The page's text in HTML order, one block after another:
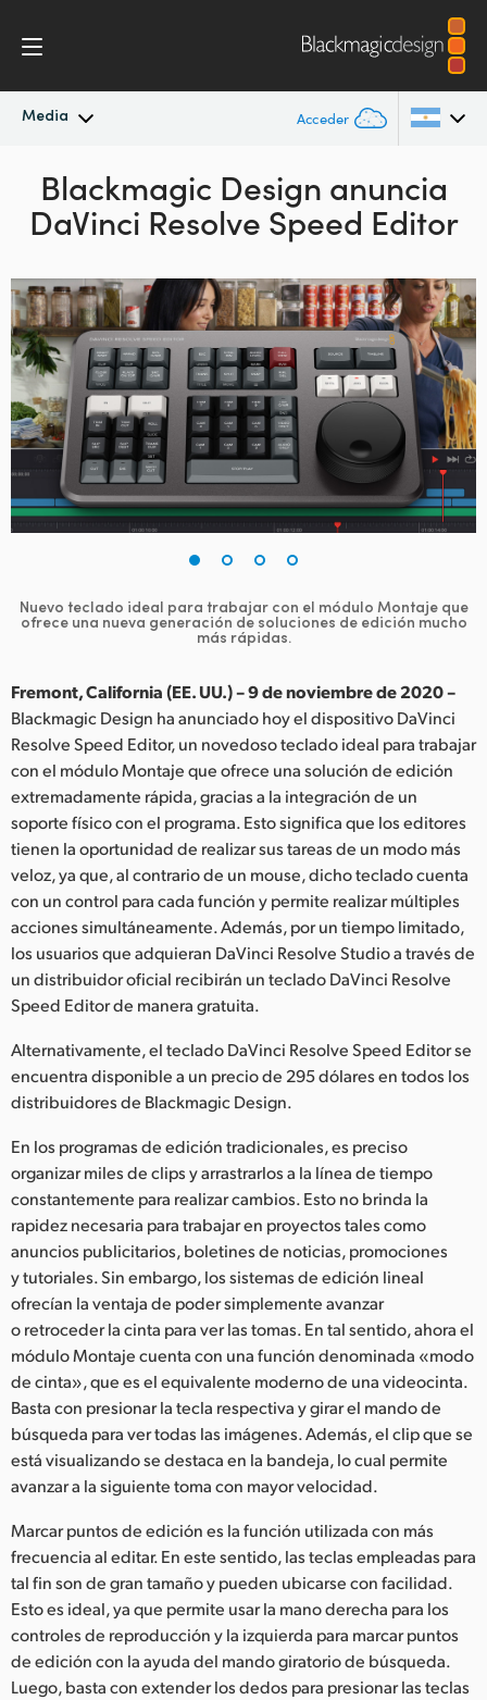
Media Acceder
Novedades
Archivo
Imágenes
Argentina
Australia
Brazil
Canada
China
Denmark
Finland
Germany
Hong Kong SAR, China
India
Italy
Korea
Mexico
Malaysia
Netherlands
Norway
Poland
Portugal
Singapore
South Africa
España
Sweden
Chinese Taipei
Turkey
UAE
Ukraine
United Kingdom
United States
Blackmagic Design anuncia
DaVinci Resolve Speed Editor
Nuevo teclado ideal para trabajar con el módulo Montaje que
ofrece una nueva generación de soluciones de edición mucho
más rápidas.
Fremont, California (EE. UU.) – 9 de noviembre de 2020 –
Blackmagic Design ha anunciado hoy el dispositivo DaVinci
Resolve Speed Editor, un novedoso teclado ideal para trabajar
con el módulo Montaje que ofrece una solución de edición
extremadamente rápida, gracias a la integración de un
soporte físico con el programa. Esto significa que los editores
tienen la oportunidad de realizar sus tareas de un modo más
veloz, ya que, al contrario de un mouse, dicho teclado cuenta
con un control para cada función y permite realizar múltiples
acciones simultáneamente. Además, por un tiempo limitado,
los usuarios que adquieran DaVinci Resolve Studio a través de
un distribuidor oficial recibirán un teclado DaVinci Resolve
Speed Editor de manera gratuita.
Alternativamente, el teclado DaVinci Resolve Speed Editor se
encuentra disponible a un precio de 295 dólares en todos los
distribuidores de Blackmagic Design.
En los programas de edición tradicionales, es preciso
organizar miles de clips y arrastrarlos a la línea de tiempo
constantemente para realizar cambios. Esto no brinda la
rapidez necesaria para trabajar en proyectos tales como
anuncios publicitarios, boletines de noticias, promociones
y tutoriales. Sin embargo, los sistemas de edición lineal
ofrecían la ventaja de poder simplemente avanzar
o retroceder la cinta para ver las tomas. En tal sentido, ahora el
módulo Montaje cuenta con una función denominada «modo
de cinta», que es el equivalente moderno de una videocinta.
Basta con presionar la tecla respectiva y girar el mando de
búsqueda para ver todas las imágenes. Además, el clip que se
está visualizando se destaca en la bandeja, lo cual permite
avanzar a la siguiente toma con mayor velocidad.
Marcar puntos de edición es la función utilizada con más
frecuencia al editar. En este sentido, las teclas empleadas para
tal fin son de gran tamaño y pueden ubicarse con facilidad.
Esto es ideal, ya que permite usar la mano derecha para los
controles de reproducción y la izquierda para marcar puntos
de edición con la ayuda del mando giratorio de búsqueda.
Luego, basta con extender los dedos para presionar las teclas